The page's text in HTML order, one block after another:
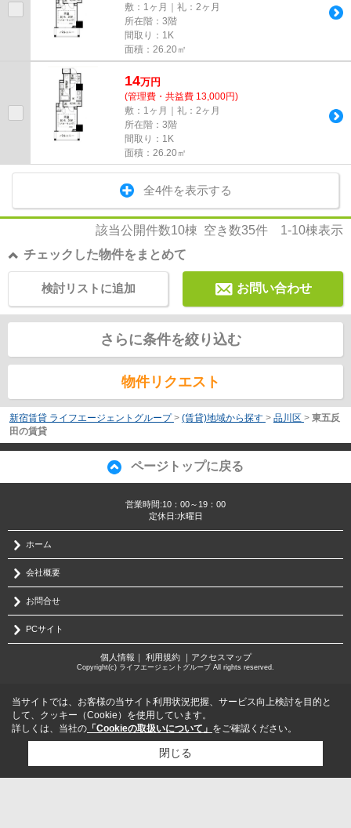
敷：1ヶ月｜礼：2ヶ月
所在階：3階
間取り：1K
面積：26.20㎡
14万円
(管理費・共益費 13,000円)
敷：1ヶ月｜礼：2ヶ月
所在階：3階
間取り：1K
面積：26.20㎡
全4件を表示する
該当公開件数10棟 空き数35件 1-10棟表示
チェックした物件をまとめて
お問い合わせ
検討リストに追加
さらに条件を絞り込む
物件リクエスト
新宿賃貸 ライフエージェントグループ > (賃貸)地域から探す > 品川区 > 東五反
田の賃貸
ページトップに戻る
営業時間:10：00～19：00
定休日:水曜日
ホーム
会社概要
お問合せ
PCサイト
個人情報 ｜ 利用規約｜ アクセスマップ
Copyright(c) ライフエージェントグループ All rights reserved.
当サイトでは、お客様の当サイト利用状況把握、サービス向上検討を目的と
して、クッキー（Cookie）を使用しています。
詳しくは、当社の 「Cookieの取扱いについて」 をご確認ください。
閉じる